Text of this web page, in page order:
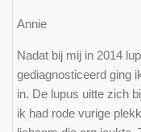
Annie
Nadat bij mij in 2014
gediagnosticeerd ging
in. De lupus uitte zich
ik had rode vurige